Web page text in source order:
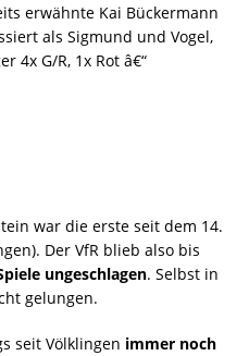
erwähnte Kai Bückermann
als Sigmund und Vogel,
4x G/R, 1x Rot â€“
war die erste seit dem 14.
Der VfR blieb also bis
ungeschlagen. Selbst in
gelungen.
seit Völklingen immer noch